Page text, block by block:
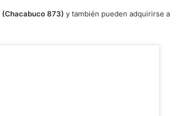
873) y también pueden adquirirse a